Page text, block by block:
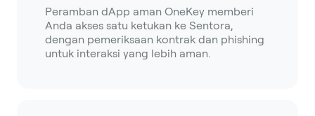
Peramban dApp aman OneKey memberi
Anda akses satu ketukan ke Sentora,
dengan pemeriksaan kontrak dan phishing
untuk interaksi yang lebih aman.